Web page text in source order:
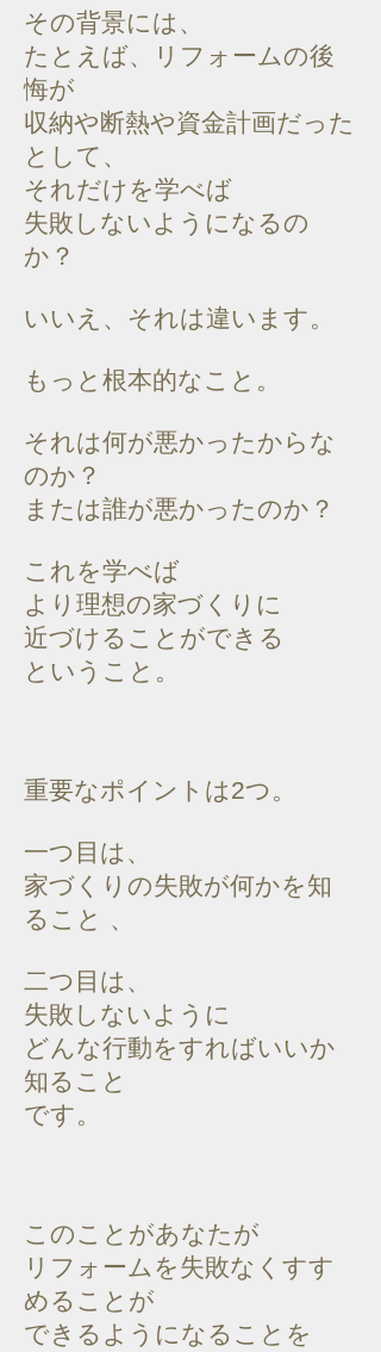
その背景には、
たとえば、リフォームの後
悔が
収納や断熱や資金計画だった
として、
それだけを学べば
失敗しないようになるの
か？
いいえ、それは違います。
もっと根本的なこと。
それは何が悪かったからな
のか？
または誰が悪かったのか？
これを学べば
より理想の家づくりに
近づけることができる
ということ。
重要なポイントは2つ。
一つ目は、
家づくりの失敗が何かを知
ること 、
二つ目は、
失敗しないように
どんな行動をすればいいか
知ること
です。
このことがあなたが
リフォームを失敗なくすす
めることが
できるようになることを